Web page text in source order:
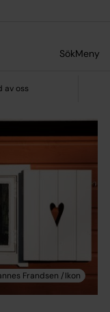
SökMeny
av oss